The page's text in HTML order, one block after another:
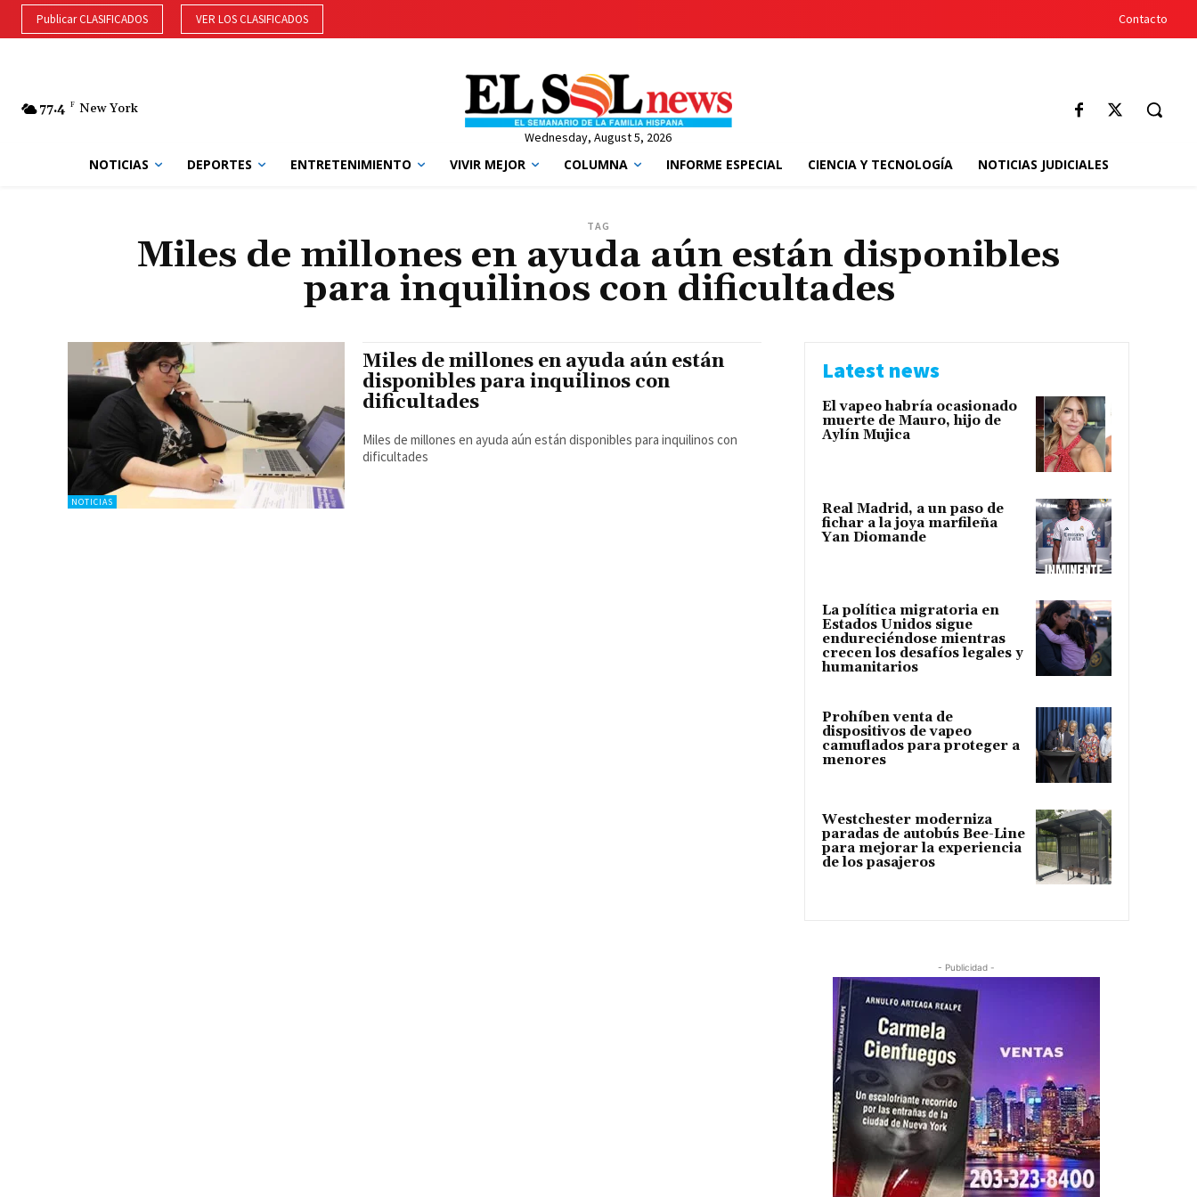
Publicar CLASIFICADOS VER LOS CLASIFICADOS Contacto
77.4 F New York
Wednesday, August 5, 2026
NOTICIAS DEPORTES ENTRETENIMIENTO VIVIR MEJOR COLUMNA INFORME ESPECIAL CIENCIA Y TECNOLOGÍA NOTICIAS JUDICIALES
TAG
Miles de millones en ayuda aún están disponibles
para inquilinos con dificultades
NOTICIAS
Miles de millones en ayuda aún están
disponibles para inquilinos con
dificultades
Miles de millones en ayuda aún están disponibles para inquilinos con
dificultades
Latest news
El vapeo habría ocasionado
muerte de Mauro, hijo de
Aylín Mujica
Real Madrid, a un paso de
fichar a la joya marfileña
Yan Diomande
La política migratoria en
Estados Unidos sigue
endureciéndose mientras
crecen los desafíos legales y
humanitarios
Prohíben venta de
dispositivos de vapeo
camuflados para proteger a
menores
Westchester moderniza
paradas de autobús Bee-Line
para mejorar la experiencia
de los pasajeros
- Publicidad -